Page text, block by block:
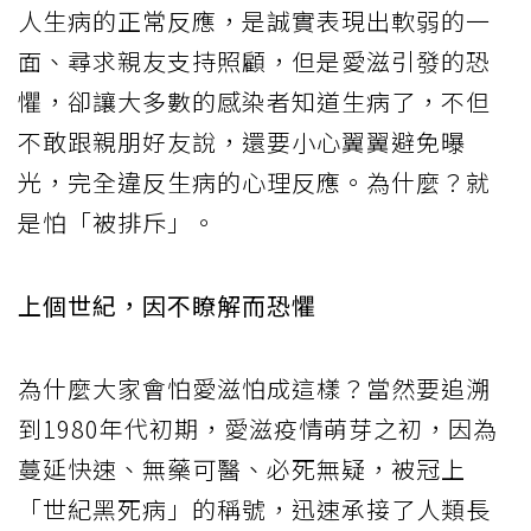
人生病的正常反應，是誠實表現出軟弱的一
面、尋求親友支持照顧，但是愛滋引發的恐
懼，卻讓大多數的感染者知道生病了，不但
不敢跟親朋好友說，還要小心翼翼避免曝
光，完全違反生病的心理反應。為什麼？就
是怕「被排斥」。
上個世紀，因不瞭解而恐懼
為什麼大家會怕愛滋怕成這樣？當然要追溯
到1980年代初期，愛滋疫情萌芽之初，因為
蔓延快速、無藥可醫、必死無疑，被冠上
「世紀黑死病」的稱號，迅速承接了人類長